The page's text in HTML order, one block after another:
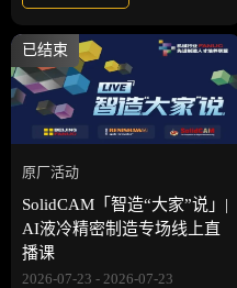
已结束
原厂活动
SolidCAM「智造“大家”说」|
AI液冷精密制造专场线上直
播课
2026-07-23 - 2026-07-23